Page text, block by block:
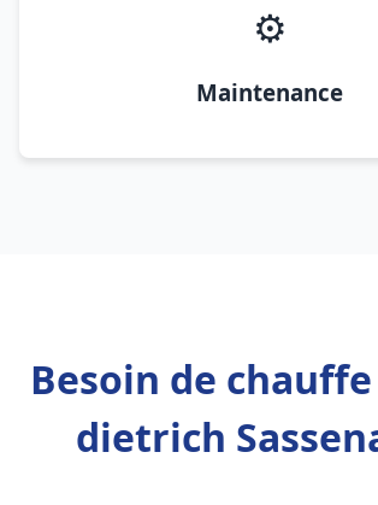
⚙️
Maintenance
Besoin de
dietrich